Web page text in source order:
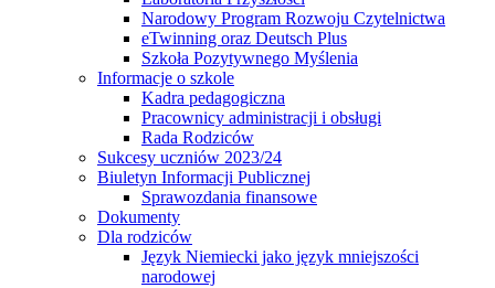
Narodowy Program Rozwoju Czytelnictwa
eTwinning oraz Deutsch Plus
Szkoła Pozytywnego Myślenia
Informacje o szkole
Kadra pedagogiczna
Pracownicy administracji i obsługi
Rada Rodziców
Sukcesy uczniów 2023/24
Biuletyn Informacji Publicznej
Sprawozdania finansowe
Dokumenty
Dla rodziców
Język Niemiecki jako język mniejszości
narodowej